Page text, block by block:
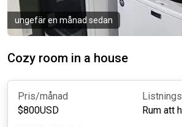
ungefär en månad sedan
Cozy room in a house
Pris/månad
$800USD
Rum att